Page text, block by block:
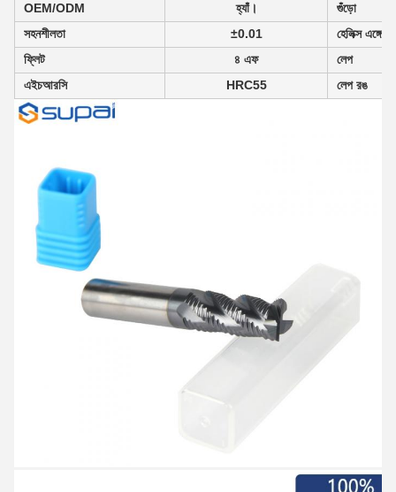
OEM/ODM
হ্যাঁ।
গুঁড়ো
সহনশীলতা
±0.01
হেলিক্স এঙ্গেল
ফ্লিট
৪ এফ
লেপ
এইচআরসি
HRC55 লেপ রঙ